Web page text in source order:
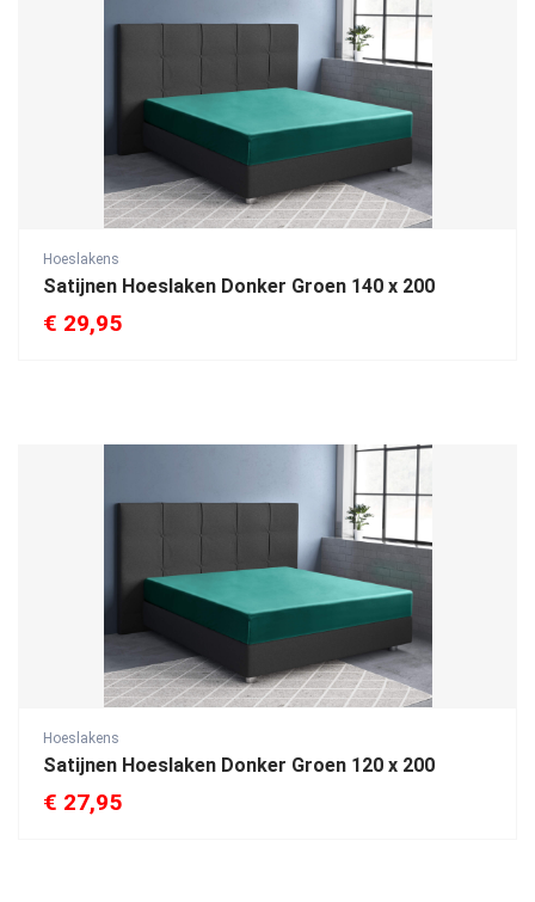
Hoeslakens
Satijnen Hoeslaken Donker Groen 140 x 200
€ 29,95
Hoeslakens
Satijnen Hoeslaken Donker Groen 120 x 200
€ 27,95